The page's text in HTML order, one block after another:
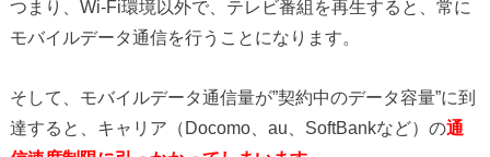
つまり、Wi-Fi環境以外で、テレビ番組を再生すると、常に
モバイルデータ通信を行うことになります。
そして、モバイルデータ通信量が”契約中のデータ容量”に到
達すると、キャリア（Docomo、au、SoftBankなど）の通